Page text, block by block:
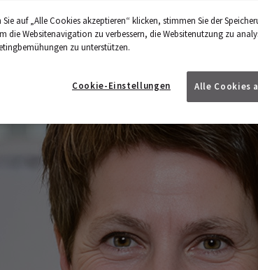
Sie auf „Alle Cookies akzeptieren“ klicken, stimmen Sie der
die Websitenavigation zu verbessern, die Websitenutzung zu
zu unterstützen.
Alle Cookies
Cookie-Einstellungen